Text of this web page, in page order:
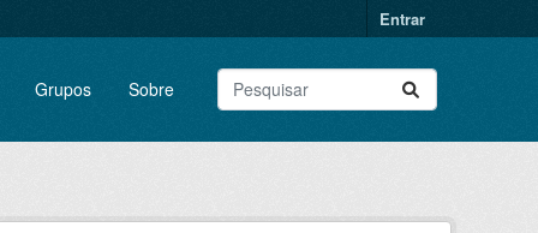
Entrar
Grupos Sobre